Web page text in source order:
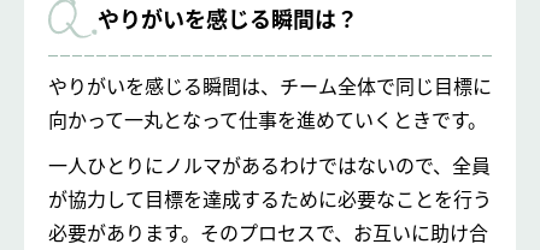
やりがいを感じる瞬間は？
やりがいを感じる瞬間は、チーム全体で同じ目標に
向かって一丸となって仕事を進めていくときです。
一人ひとりにノルマがあるわけではないので、全員
が協力して目標を達成するために必要なことを行う
必要があります。そのプロセスで、お互いに助け合